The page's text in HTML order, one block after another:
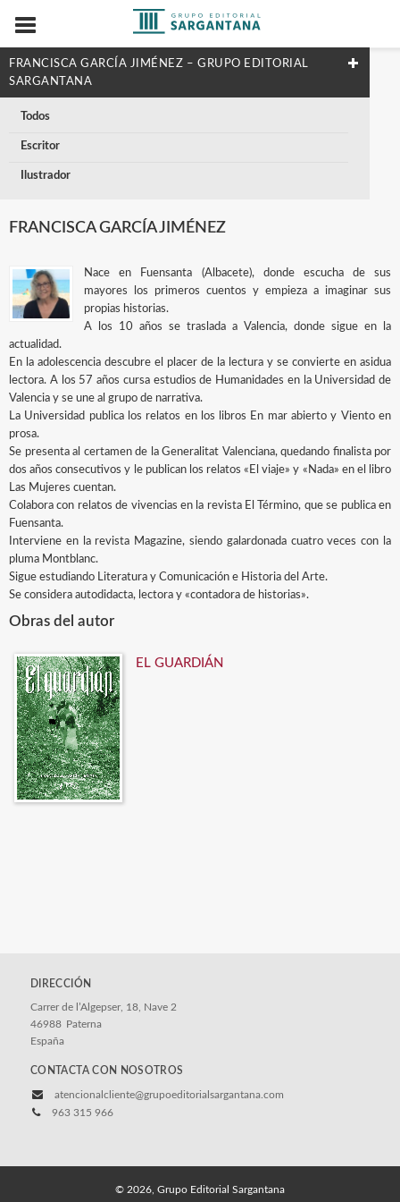
FRANCISCA GARCÍA JIMÉNEZ – GRUPO EDITORIAL
SARGANTANA
Todos
Escritor
Ilustrador
FRANCISCA GARCÍA JIMÉNEZ
Nace en Fuensanta (Albacete), donde escucha de sus
mayores los primeros cuentos y empieza a imaginar sus
propias historias.
A los 10 años se traslada a Valencia, donde sigue en la
actualidad.
En la adolescencia descubre el placer de la lectura y se convierte en asidua
lectora. A los 57 años cursa estudios de Humanidades en la Universidad de
Valencia y se une al grupo de narrativa.
La Universidad publica los relatos en los libros En mar abierto y Viento en
prosa.
Se presenta al certamen de la Generalitat Valenciana, quedando finalista por
dos años consecutivos y le publican los relatos «El viaje» y «Nada» en el libro
Las Mujeres cuentan.
Colabora con relatos de vivencias en la revista El Término, que se publica en
Fuensanta.
Interviene en la revista Magazine, siendo galardonada cuatro veces con la
pluma Montblanc.
Sigue estudiando Literatura y Comunicación e Historia del Arte.
Se considera autodidacta, lectora y «contadora de historias».
Obras del autor
EL GUARDIÁN
DIRECCIÓN
Carrer de l’Algepser, 18, Nave 2
46988 Paterna
España
CONTACTA CON NOSOTROS
atencionalcliente@grupoeditorialsargantana.com
963 315 966
© 2026, Grupo Editorial Sargantana